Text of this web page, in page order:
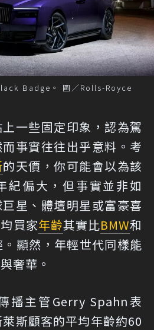
Badge。 圖／Rolls-Royce
一些固定印象，認為駕
事實往往出乎意料。考
的天價，你可能會以為該
紀偏大，但事實並非如
星、體壇明星或富豪喜
買家年齡其實比BMW和
顯然，年輕世代同樣能
奢華。
播主管Gerry Spahn表
斯顧客的平均年齡約60